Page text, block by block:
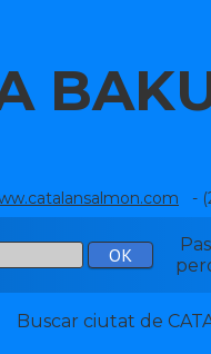
-
Buscar ciutat de